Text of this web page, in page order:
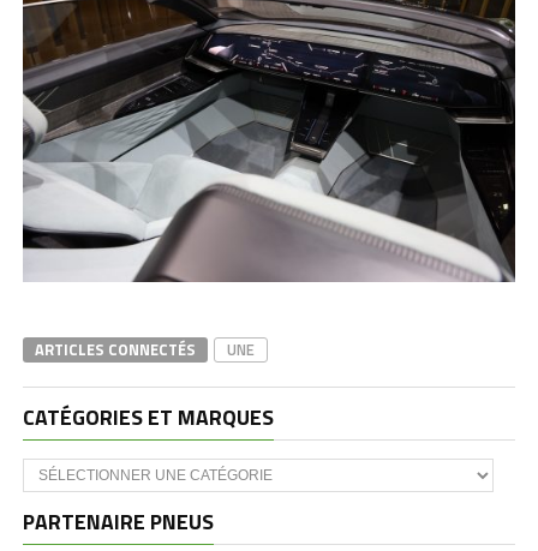
ARTICLES CONNECTÉS UNE
CATÉGORIES ET MARQUES
Catégories
et
PARTENAIRE PNEUS